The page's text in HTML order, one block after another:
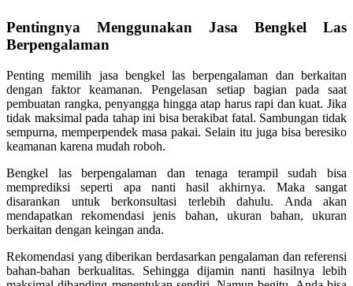
Pentingnya Menggunakan Jasa Bengkel Las
Berpengalaman
Penting memilih jasa bengkel las berpengalaman dan berkaitan
dengan faktor keamanan. Pengelasan setiap bagian pada saat
pembuatan rangka, penyangga hingga atap harus rapi dan kuat. Jika
tidak maksimal pada tahap ini bisa berakibat fatal. Sambungan tidak
sempurna, memperpendek masa pakai. Selain itu juga bisa beresiko
keamanan karena mudah roboh.
Bengkel las berpengalaman dan tenaga terampil sudah bisa
memprediksi seperti apa nanti hasil akhirnya. Maka sangat
disarankan untuk berkonsultasi terlebih dahulu. Anda akan
mendapatkan rekomendasi jenis bahan, ukuran bahan, ukuran
berkaitan dengan keingan anda.
Rekomendasi yang diberikan berdasarkan pengalaman dan referensi
bahan-bahan berkualitas. Sehingga dijamin nanti hasilnya lebih